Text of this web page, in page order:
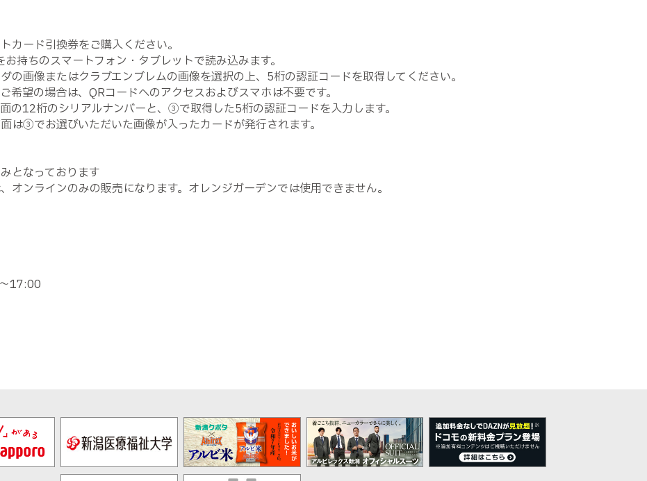
ード引換券をご購入ください。
持ちのスマートフォン・タブレットで読み込みます。
画像またはクラブエンブレムの画像を選択の上、5桁の認証コードを取得してください。
望の場合は、QRコードへのアクセスおよびスマホは不要です。
12桁のシリアルナンバーと、③で取得した5桁の認証コードを入力します。
③でお選びいただいた画像が入ったカードが発行されます。
となっております
ンラインのみの販売になります。オレンジガーデンでは使用できません。
17:00